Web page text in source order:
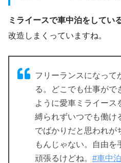
ミライースで車中泊をしてい
改造しまくっていますね。
フリーランスになって
る。どこでも仕事がで
ように愛車ミライース
縛られずいつでも働け
でばかりだと思われが
もんじゃない。自由を
頑張るけどね。 #車中泊